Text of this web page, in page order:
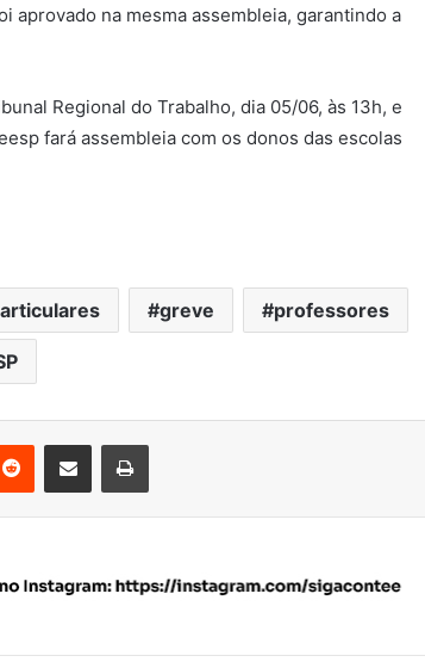
aprovado na mesma assembleia, garantindo a
Regional do Trabalho, dia 05/06, às 13h, e
fará assembleia com os donos das escolas
greve professores